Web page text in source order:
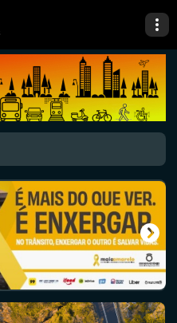
e velocidade